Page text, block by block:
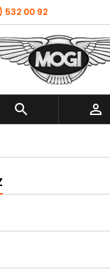
532 00 92
 